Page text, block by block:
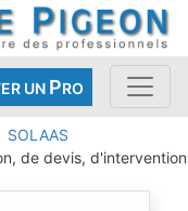
UN PRO
SOLAAS
de devis, d'intervention